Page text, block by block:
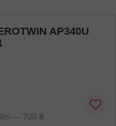
AP340U
— 700 ₴